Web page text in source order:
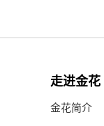
走进金花
金花简介